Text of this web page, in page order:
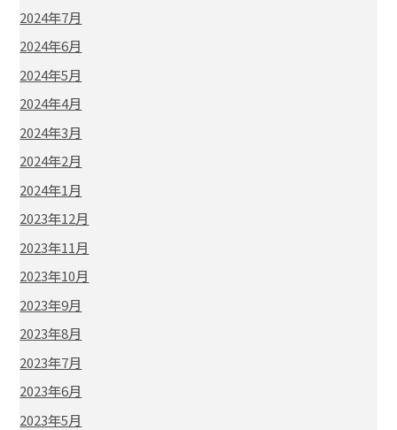
2024年7月
2024年6月
2024年5月
2024年4月
2024年3月
2024年2月
2024年1月
2023年12月
2023年11月
2023年10月
2023年9月
2023年8月
2023年7月
2023年6月
2023年5月